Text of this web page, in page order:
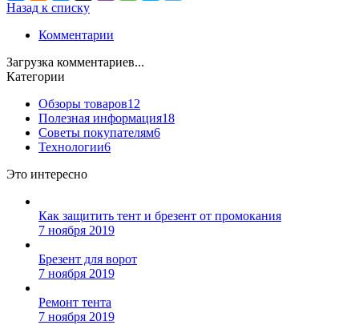
Назад к списку
Комментарии
Загрузка комментариев...
Категории
Обзоры товаров12
Полезная информация18
Советы покупателям6
Технологии6
Это интересно
Как защитить тент и брезент от промокания
7 ноября 2019
Брезент для ворот
7 ноября 2019
Ремонт тента
7 ноября 2019